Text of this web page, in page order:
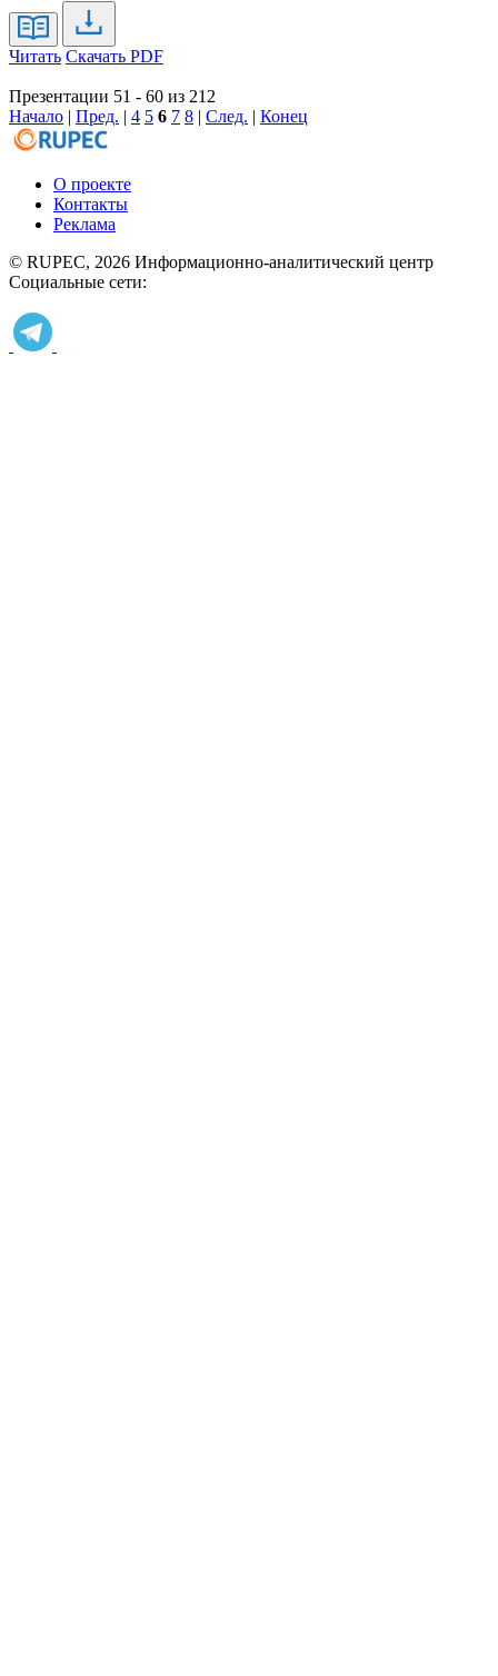
Читать Скачать PDF
Презентации 51 - 60 из 212
Начало | Пред. | 4 5 6 7 8 | След. | Конец
О проекте
Контакты
Реклама
© RUPEC, 2026 Информационно-аналитический центр
Социальные сети: